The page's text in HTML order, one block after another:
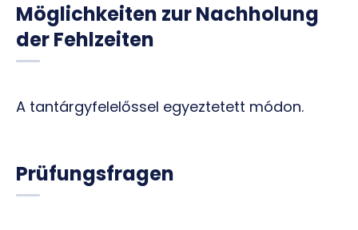
Möglichkeiten zur Nachholung
der Fehlzeiten
A tantárgyfelelőssel egyeztetett módon.
Prüfungsfragen